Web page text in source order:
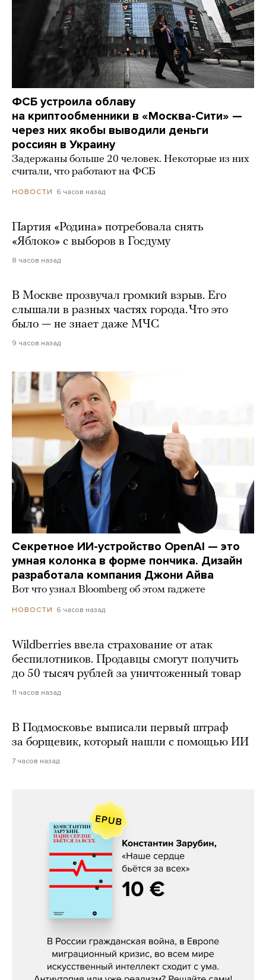
ФСБ устроила облаву
на криптообменники в «Москва-Сити» —
через них якобы выводили деньги
россиян в Украину
Задержаны больше 20 человек. Некоторые из них
считали, что работают на ФСБ
НОВОСТИ 6 часов назад
Партия «Родина» потребовала снять
«Яблоко» с выборов в Госдуму
8 часов назад
В Москве прозвучал громкий взрыв. Его
слышали в разных частях города. Что это
было — не знает даже МЧС
9 часов назад
Секретное ИИ-устройство OpenAI — это
умная колонка в форме пончика. Дизайн
разработала компания Джони Айва
Вот что узнал Bloomberg об этом гаджете
НОВОСТИ 6 часов назад
Wildberries ввела страхование от атак
беспилотников. Продавцы смогут получить
до 50 тысяч рублей за уничтоженный товар
11 часов назад
В Подмосковье выписали первый штраф
за борщевик, который нашли с помощью ИИ
7 часов назад
Константин Зарубин, «Наше сердце